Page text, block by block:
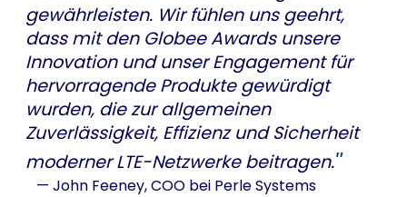
gewährleisten. Wir fühlen uns geehrt,
dass mit den Globee Awards unsere
Innovation und unser Engagement für
hervorragende Produkte gewürdigt
wurden, die zur allgemeinen
Zuverlässigkeit, Effizienz und Sicherheit
moderner LTE-Netzwerke beitragen.
— John Feeney,COO bei Perle Systems